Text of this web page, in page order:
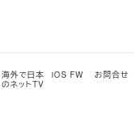
海外で日本
のネットTV
iOS FW お問合せ